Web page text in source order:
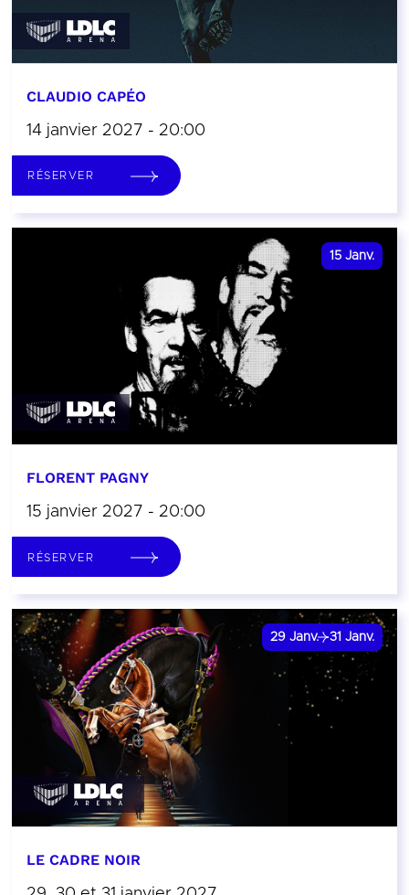
CLAUDIO CAPÉO
14 janvier 2027 - 20:00
RÉSERVER
15 Janv.
FLORENT PAGNY
15 janvier 2027 - 20:00
RÉSERVER
29 Janv. 31 Janv.
LE CADRE NOIR